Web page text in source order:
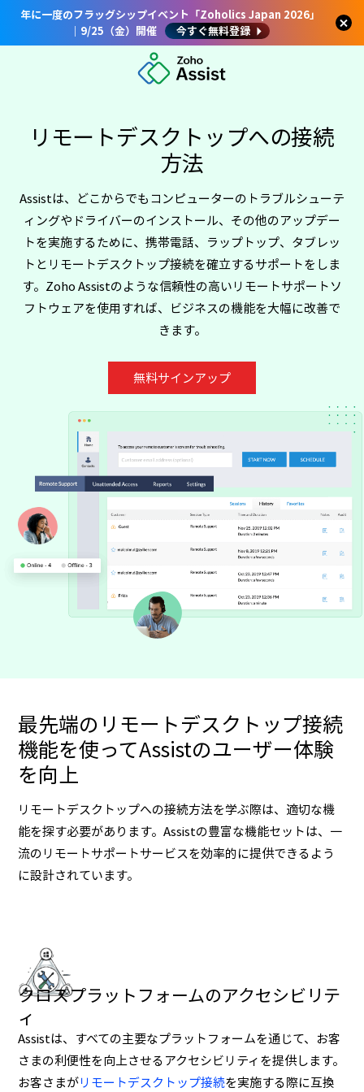
年に一度のフラッグシップイベント「Zoholics Japan 2026」
｜9/25（金）開催
今すぐ無料登録
リモートデスクトップへの接続
方法
Assistは、どこからでもコンピューターのトラブルシューテ
ィングやドライバーのインストール、その他のアップデー
トを実施するために、携帯電話、ラップトップ、タブレッ
トとリモートデスクトップ接続を確立するサポートをしま
す。Zoho Assistのような信頼性の高いリモートサポートソ
フトウェアを使用すれば、ビジネスの機能を大幅に改善で
きます。
無料サインアップ
最先端のリモートデスクトップ接続
機能を使ってAssistのユーザー体験
を向上
リモートデスクトップへの接続方法を学ぶ際は、適切な機
能を探す必要があります。Assistの豊富な機能セットは、一
流のリモートサポートサービスを効率的に提供できるよう
に設計されています。
クロスプラットフォームのアクセシビリテ
ィ
Assistは、すべての主要なプラットフォームを通じて、お客
さまの利便性を向上させるアクセシビリティを提供します。
お客さまがリモートデスクトップ接続を実施する際に互換
レポートと監査
監査や管理のために、カスタマイズされたセッションの記
録レポートを表示、分析、ダウンロードできます。